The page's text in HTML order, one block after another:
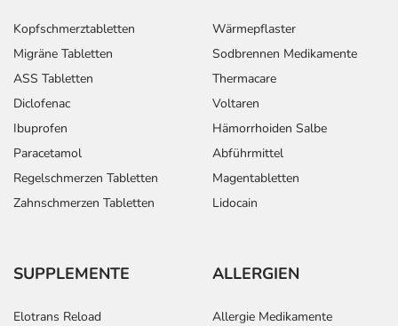
Kopfschmerztabletten
Migräne Tabletten
ASS Tabletten
Diclofenac
Ibuprofen
Paracetamol
Regelschmerzen Tabletten
Zahnschmerzen Tabletten
Wärmepflaster
Sodbrennen Medikamente
Thermacare
Voltaren
Hämorrhoiden Salbe
Abführmittel
Magentabletten
Lidocain
SUPPLEMENTE
Elotrans Reload
ALLERGIEN
Allergie Medikamente